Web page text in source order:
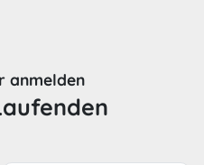
anmelden